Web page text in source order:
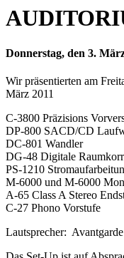
Donnerstag, den 3.
Wir präsentierten am
März 2011
C-3800 Präzisions
DP-800 SACD/CD
DC-801 Wandler
DG-48 Digitale
PS-1210
M-6000 und M-6000
A-65 Class A Stereo
C-27 Phono Vorstufe
Lautsprecher: